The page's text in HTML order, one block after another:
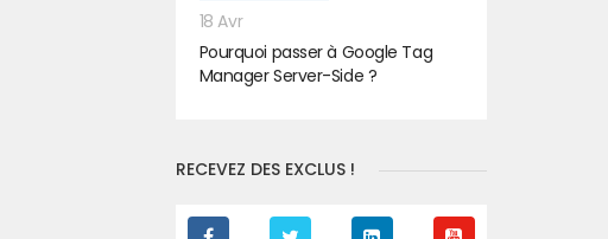
18 Avr
Pourquoi passer à Google Tag
Manager Server-Side ?
RECEVEZ DES EXCLUS !